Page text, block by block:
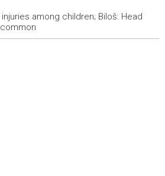
i vruće, temperature od 34 do 41
among children; Biloš: Head